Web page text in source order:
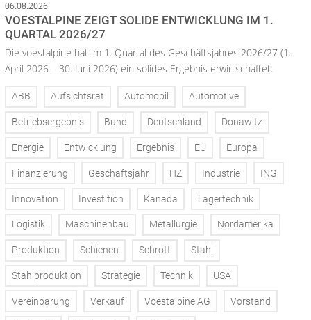
06.08.2026
VOESTALPINE ZEIGT SOLIDE ENTWICKLUNG IM 1.
QUARTAL 2026/27
Die voestalpine hat im 1. Quartal des Geschäftsjahres 2026/27 (1.
April 2026 – 30. Juni 2026) ein solides Ergebnis erwirtschaftet.
ABB Aufsichtsrat Automobil Automotive
Betriebsergebnis Bund Deutschland Donawitz
Energie Entwicklung Ergebnis EU Europa
Finanzierung Geschäftsjahr HZ Industrie ING
Innovation Investition Kanada Lagertechnik
Logistik Maschinenbau Metallurgie Nordamerika
Produktion Schienen Schrott Stahl
Stahlproduktion Strategie Technik USA
Vereinbarung Verkauf Voestalpine AG Vorstand